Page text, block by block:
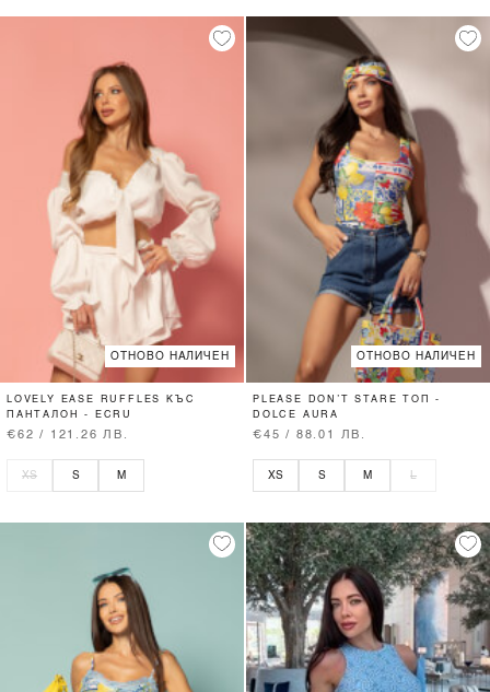
ОТНОВО НАЛИЧЕН
LOVELY EASE RUFFLES КЪС
ПАНТАЛОН - ECRU
€62 / 121.26 ЛВ.
XS S M
ОТНОВО НАЛИЧЕН
PLEASE DON’T STARE ТОП -
DOLCE AURA
€45 / 88.01 ЛВ.
XS S M L